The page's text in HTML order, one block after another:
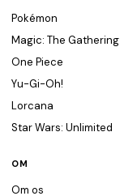
Pokémon
Magic: The Gathering
One Piece
Yu-Gi-Oh!
Lorcana
Star Wars: Unlimited
OM
Om os